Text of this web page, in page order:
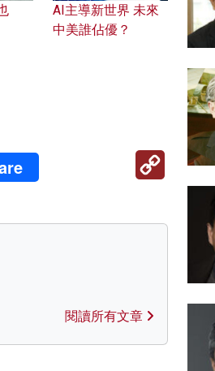
AI主導新世界 未來
中美誰佔優？
Copy
Link
閱讀所有文章